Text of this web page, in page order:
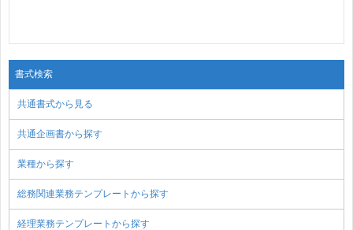
書式検索
共通書式から見る
共通企画書から探す
業種から探す
総務関連業務テンプレートから探す
経理業務テンプレートから探す